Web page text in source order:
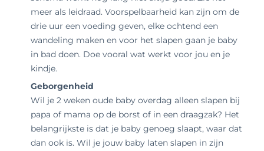
meer als leidraad. Voorspelbaarheid kan zijn om de
drie uur een voeding geven, elke ochtend een
wandeling maken en voor het slapen gaan je baby
in bad doen. Doe vooral wat werkt voor jou en je
kindje.
Geborgenheid
Wil je 2 weken oude baby overdag alleen slapen bij
papa of mama op de borst of in een draagzak? Het
belangrijkste is dat je baby genoeg slaapt, waar dat
dan ook is. Wil je jouw baby laten slapen in zijn